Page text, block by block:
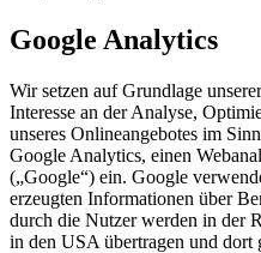
Google Analytics
Wir setzen auf Grundlage
Interesse an der Analyse,
unseres Onlineangebotes im
Google Analytics, einen
(„Google“) ein. Google
erzeugten Informationen über
durch die Nutzer werden in der
in den USA übertragen und dort